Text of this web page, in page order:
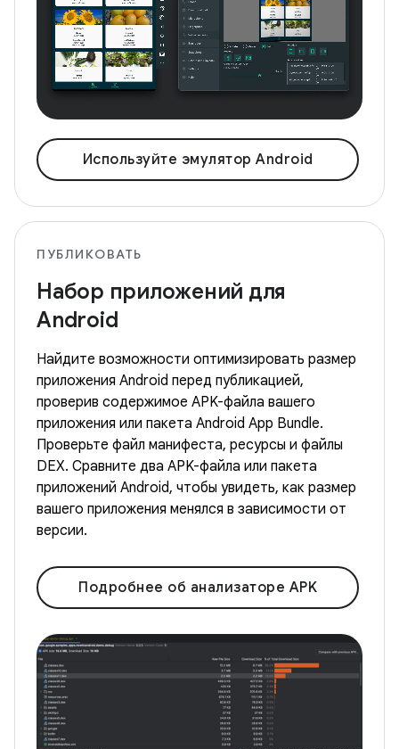
Используйте эмулятор Android
ПУБЛИКОВАТЬ
Набор приложений для
Android
Найдите возможности оптимизировать размер
приложения Android перед публикацией,
проверив содержимое APK-файла вашего
приложения или пакета Android App Bundle.
Проверьте файл манифеста, ресурсы и файлы
DEX. Сравните два APK-файла или пакета
приложений Android, чтобы увидеть, как размер
вашего приложения менялся в зависимости от
версии.
Подробнее об анализаторе APK